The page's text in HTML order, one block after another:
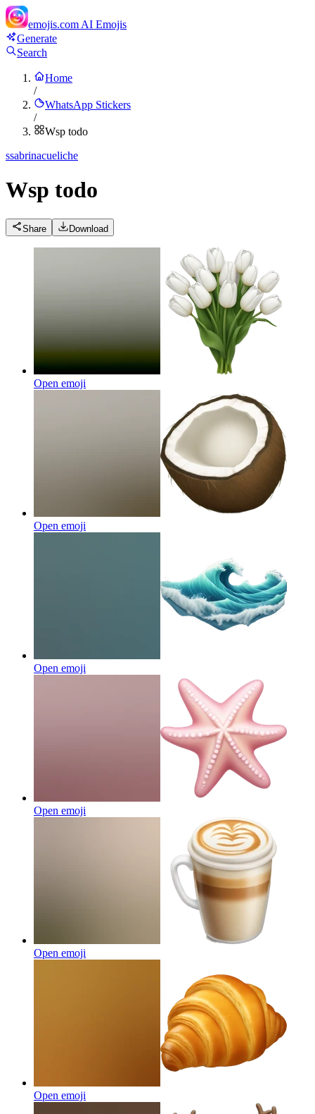
emojis.com AI Emojis
Generate
Search
Home
/
WhatsApp Stickers
/
Wsp todo
ssabrinacueliche
Wsp todo
Share Download
Open emoji
Open emoji
Open emoji
Open emoji
Open emoji
Open emoji